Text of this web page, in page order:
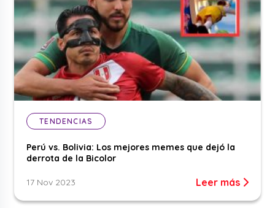
TENDENCIAS
Perú vs. Bolivia: Los mejores memes que dejó la
derrota de la Bicolor
17 Nov 2023 Leer más